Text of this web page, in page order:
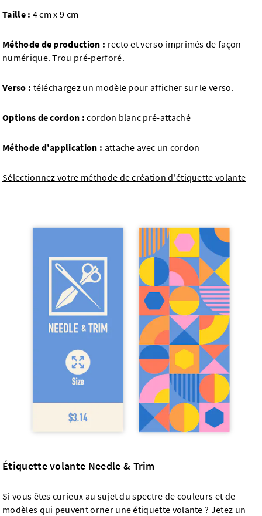
Taille : 4 cm x 9 cm
Méthode de production : recto et verso imprimés de façon
numérique. Trou pré-perforé.
Verso : téléchargez un modèle pour afficher sur le verso.
Options de cordon :cordon blanc pré-attaché
Méthode d'application : attache avec un cordon
Sélectionnez votre méthode de création d'étiquette volante
Étiquette volante Needle & Trim
Si vous êtes curieux au sujet du spectre de couleurs et de
modèles qui peuvent orner une étiquette volante ? Jetez un